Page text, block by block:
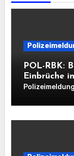
POL-RBK:
Einbrüche
Mittwoch